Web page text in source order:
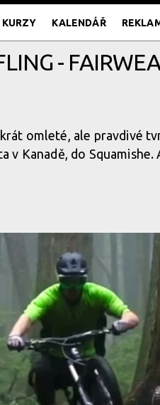
KURZY KALENDÁŘ
-
omleté, ale pravdivé
Kanadě, do Squamishe.